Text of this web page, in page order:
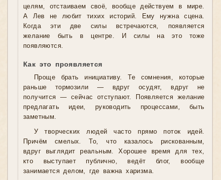
целям, отстаиваем своё, вообще действуем в мире.
А Лев не любит тихих историй. Ему нужна сцена.
Когда эти две силы встречаются, появляется
желание быть в центре. И силы на это тоже
появляются.
Как это проявляется
Проще брать инициативу. Те сомнения, которые
раньше тормозили — вдруг осудят, вдруг не
получится — сейчас отступают. Появляется желание
предлагать идеи, руководить процессами, быть
заметным.
У творческих людей часто прямо поток идей.
Причём смелых. То, что казалось рискованным,
вдруг выглядит реальным. Хорошее время для тех,
кто выступает публично, ведёт блог, вообще
занимается делом, где важна харизма.